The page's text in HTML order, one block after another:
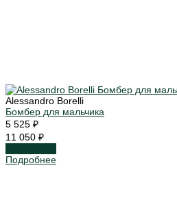
Alessandro Borelli
Бомбер для мальчика
5 525 ₽
11 050 ₽
Подробнее